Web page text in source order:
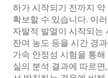
하가 시작되기 전까지
확보할 수 있습니다. 이
자발적 발열이 시작되는
잔여 농도 등을 시간 경
가속 안정성 시험을 통
실의 분석 결과에 따르